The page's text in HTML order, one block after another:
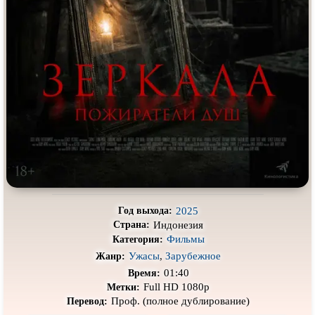
Про деревню Про динозавров
Про драконов Про животных
Про зомби Про инопланетян
Про корабли и подводные
Про космос
Про любовь Про маньяков и
серийных
Про мафию
Про оборотней
Про пиратов
Про путешествияво времени Про роботов
Про снайперов
Про танки
Про тюрьму
Год выхода: 2025
Страна: Индонезия
Категория: Фильмы
Жанр: Ужасы, Зарубежное
Время: 01:40
Метки: Full HD 1080p
Перевод: Проф. (полное дублирование)